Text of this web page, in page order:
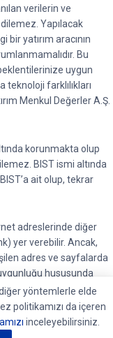
verilerin ve
Yapılacak
yatırım aracının
Bu
uygun
farklılıkları
Menkul Değerler A.Ş.
korunmakta olup
BIST ismi altında
ait olup, tekrar
adreslerinde diğer
yer verebilir. Ancak,
adres ve sayfalarda
hususunda
tamamen BIST’e
yöntemlerle elde
politikamızı da içeren
inceleyebilirsiniz.